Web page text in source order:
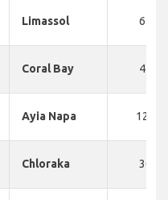
Limassol 65
Coral Bay 45
Ayia Napa 120
Chloraka 30